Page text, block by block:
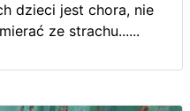
dzieci jest chora, nie
ze strachu......